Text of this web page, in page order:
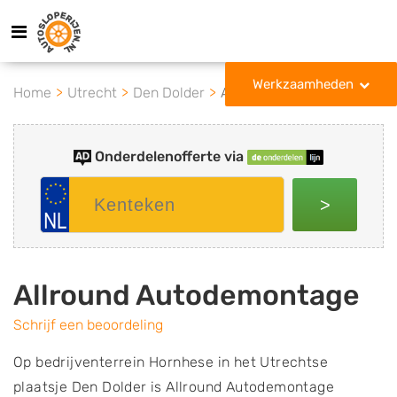
Werkzaamheden
Home Utrecht Den Dolder Allround Autodemontage
Onderdelenofferte via
>
Allround Autodemontage
Schrijf een beoordeling
Op bedrijventerrein Hornhese in het Utrechtse
plaatsje Den Dolder is Allround Autodemontage